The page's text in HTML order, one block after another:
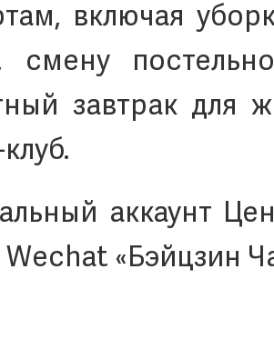
включая
смену
завтрак для
аккаунт
«Бэйцзин